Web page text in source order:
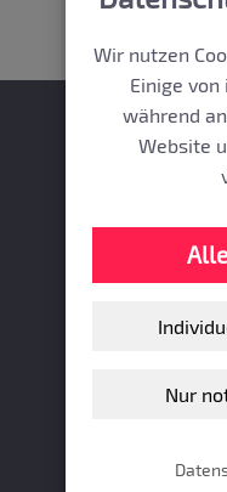
F:
Wir nutzen
Einige
während
Website
Nur